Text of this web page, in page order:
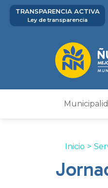
TRANSPARENCIA ACTIVA
Ley de transparencia
Inicio >